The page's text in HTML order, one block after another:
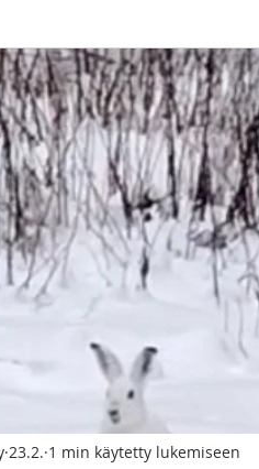
23.2. 1 min käytetty lukemiseen